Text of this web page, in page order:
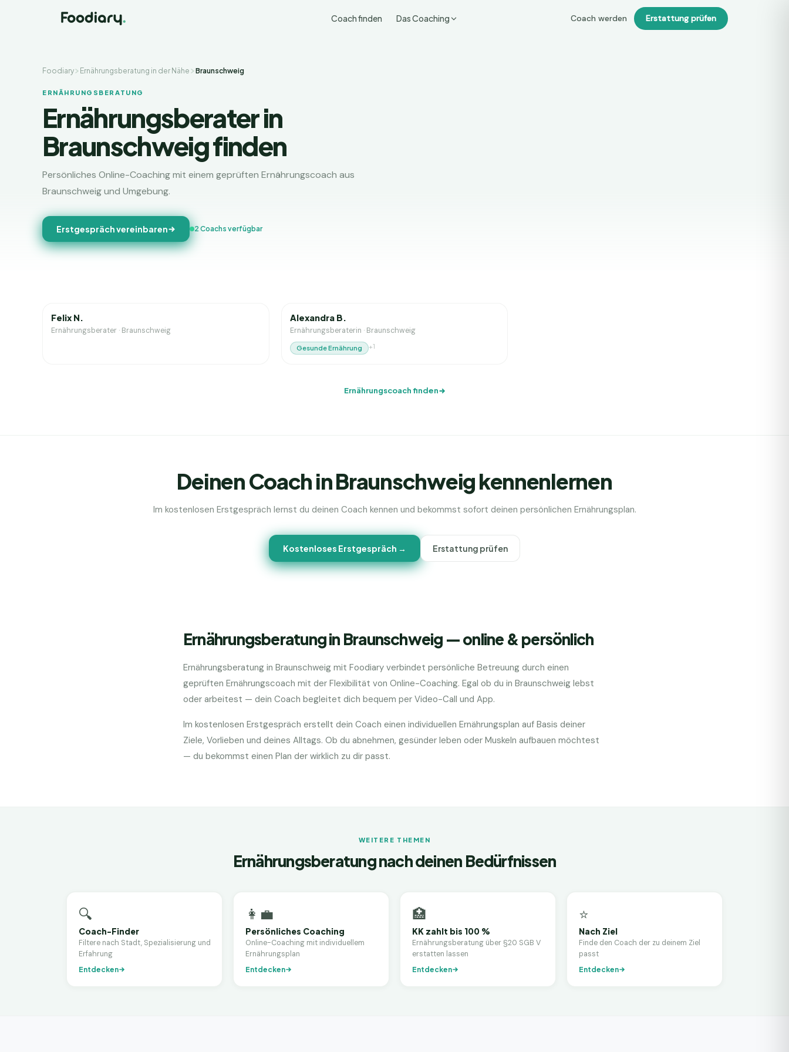
Coach finden Das Coaching Coach werden Erstattung prüfen
Foodiary Ernährungsberatung in der Nähe Braunschweig
ERNÄHRUNGSBERATUNG
Ernährungsberater in
Braunschweig finden
Persönliches Online-Coaching mit einem geprüften Ernährungscoach aus
Braunschweig und Umgebung.
Erstgespräch vereinbaren 2 Coachs verfügbar
Felix N.
Ernährungsberater · Braunschweig
Alexandra B.
Ernährungsberaterin · Braunschweig
Gesunde Ernährung +1
Ernährungscoach finden
Deinen Coach in Braunschweig kennenlernen
Im kostenlosen Erstgespräch lernst du deinen Coach kennen und bekommst sofort deinen persönlichen Ernährungsplan.
Kostenloses Erstgespräch → Erstattung prüfen
Ernährungsberatung in Braunschweig — online & persönlich
Ernährungsberatung in Braunschweig mit Foodiary verbindet persönliche Betreuung durch einen
geprüften Ernährungscoach mit der Flexibilität von Online-Coaching. Egal ob du in Braunschweig lebst
oder arbeitest — dein Coach begleitet dich bequem per Video-Call und App.
Im kostenlosen Erstgespräch erstellt dein Coach einen individuellen Ernährungsplan auf Basis deiner
Ziele, Vorlieben und deines Alltags. Ob du abnehmen, gesünder leben oder Muskeln aufbauen möchtest
— du bekommst einen Plan der wirklich zu dir passt.
WEITERE THEMEN
Ernährungsberatung nach deinen Bedürfnissen
🔍
Coach-Finder
Filtere nach Stadt, Spezialisierung und
Erfahrung
Entdecken
👩‍💼
Persönliches Coaching
Online-Coaching mit individuellem
Ernährungsplan
Entdecken
🏥
KK zahlt bis 100 %
Ernährungsberatung über §20 SGB V
erstatten lassen
Entdecken
⭐
Nach Ziel
Finde den Coach der zu deinem Ziel
passt
Entdecken